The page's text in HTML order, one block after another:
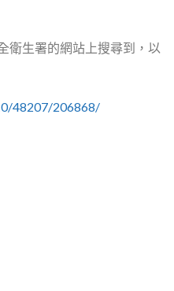
衛生署的網站上搜尋到， 以
48207/206868/